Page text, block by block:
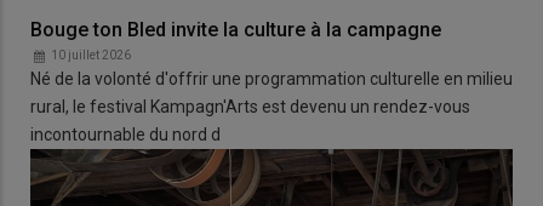
Bouge ton Bled invite la culture à la campagne
10 juillet 2026
Né de la volonté d'offrir une programmation culturelle en milieu
rural, le festival Kampagn'Arts est devenu un rendez-vous
incontournable du nord d